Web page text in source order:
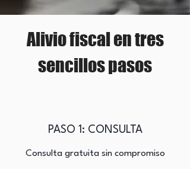
Alivio fiscal en tres
sencillos pasos
PASO 1: CONSULTA
Consulta gratuita sin compromiso